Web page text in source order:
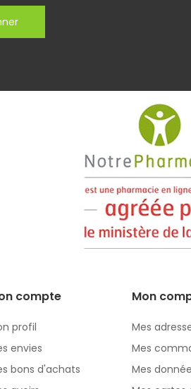
compte
profil
envies
bons d'achats
Mon
Mes
Mes
Mes